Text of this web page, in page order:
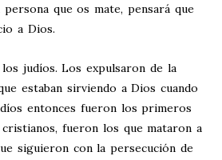
que os mate, pensará que
a Dios.
judíos. Los expulsaron de la
estaban sirviendo a Dios cuando
entonces fueron los primeros
fueron los que mataron a
siguieron con la persecución de